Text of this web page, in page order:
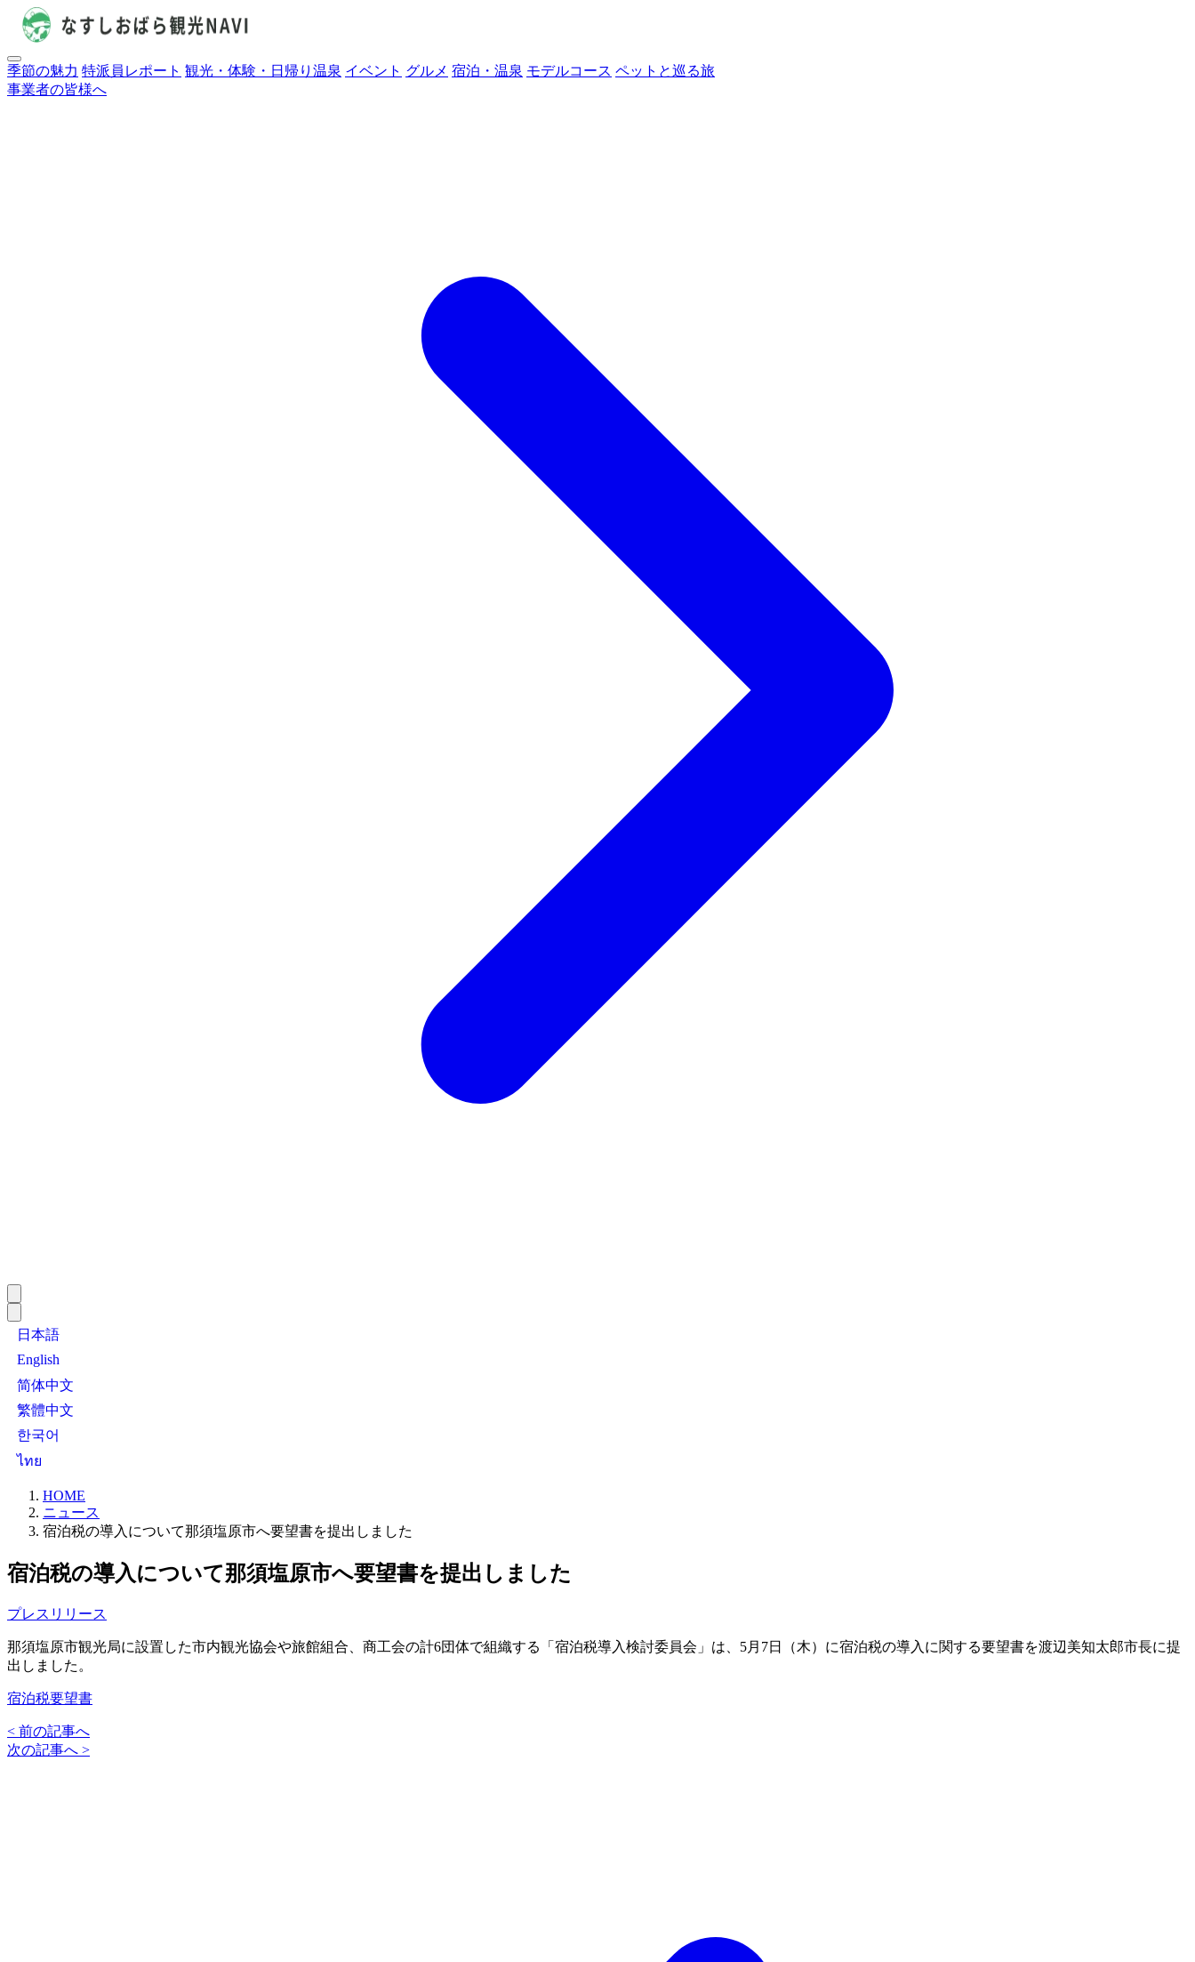
季節の魅力 特派員レポート 観光・体験・日帰り温泉 イベント グルメ 宿泊・温泉 モデルコース ペットと巡る旅
事業者の皆様へ
日本語
English
简体中文
繁體中文
한국어
ไทย
HOME
ニュース
宿泊税の導入について那須塩原市へ要望書を提出しました
宿泊税の導入について那須塩原市へ要望書を提出しました
プレスリリース
那須塩原市観光局に設置した市内観光協会や旅館組合、商工会の計6団体で組織する「宿泊税導入検討委員会」は、5月7日（木）に宿泊税の導入に関する要望書を渡辺美知太郎市長に提
出しました。
宿泊税要望書
< 前の記事へ
次の記事へ >